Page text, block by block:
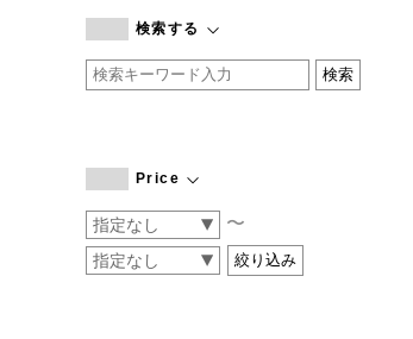
by basics
CATWORTH
COGTHEBIGSMOKE
CONVERSE
DEAN & DELUCA
検索する
Price
〜